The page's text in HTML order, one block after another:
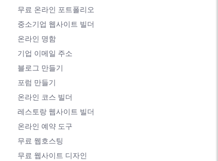
무료 온라인 포트폴리오
중소기업 웹사이트 빌더
온라인 명함
기업 이메일 주소
블로그 만들기
포럼 만들기
온라인 코스 빌더
레스토랑 웹사이트 빌더
온라인 예약 도구
무료 웹호스팅
무료 웹사이트 디자인